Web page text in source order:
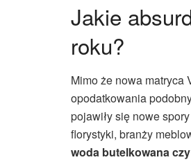
Jakie
roku?
Mimo że nowa matryca
opodatkowania
pojawiły się nowe
florystyki, branży
woda butelkowana